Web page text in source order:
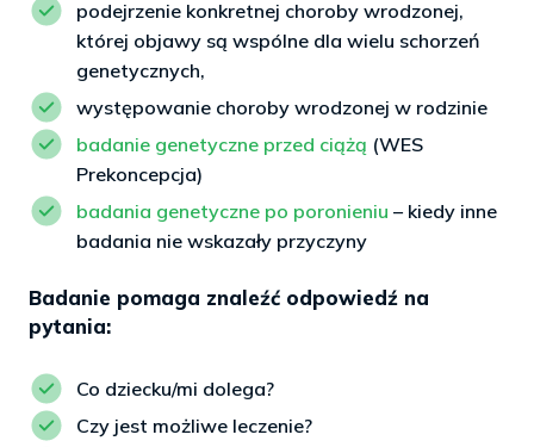
podejrzenie konkretnej choroby wrodzonej,
której objawy są wspólne dla wielu schorzeń
genetycznych,
występowanie choroby wrodzonej w rodzinie
badanie genetyczne przed ciążą (WES
Prekoncepcja)
badania genetyczne po poronieniu – kiedy inne
badania nie wskazały przyczyny
Badanie pomaga znaleźć odpowiedź na
pytania:
Co dziecku/mi dolega?
Czy jest możliwe leczenie?